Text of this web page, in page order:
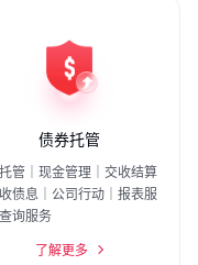
债券托管
管｜现金管理｜交收结算
收债息｜公司行动｜报表服
询服务
了解更多